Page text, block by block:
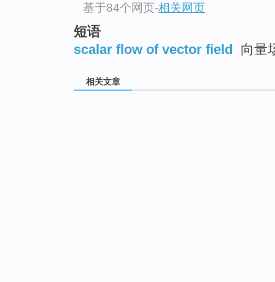
基于84个网页-相关网页
短语
scalar flow of vector field 向量
相关文章